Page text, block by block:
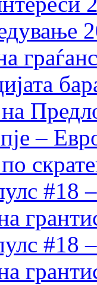
–
#18
#18